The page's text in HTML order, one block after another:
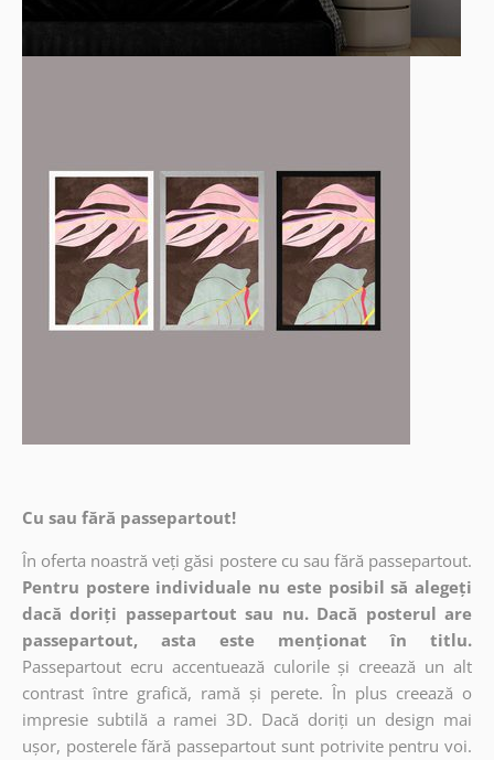
Cu sau fără passepartout!
În oferta noastră veți găsi postere cu sau fără passepartout.
Pentru postere individuale nu este posibil să alegeți
dacă doriți passepartout sau nu. Dacă posterul are
passepartout, asta este menționat în titlu.
Passepartout ecru accentuează culorile și creează un alt
contrast între grafică, ramă și perete. În plus creează o
impresie subtilă a ramei 3D. Dacă doriți un design mai
ușor, posterele fără passepartout sunt potrivite pentru voi.